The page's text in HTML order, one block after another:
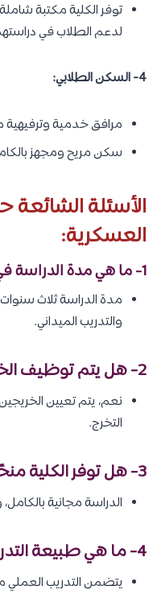
توفر الكلية مكتبة
لدعم الطلاب في
4- السكن الطلابي:
مرافق خدمية وترفيهية
سكن مريح ومجهز
الأسئلة الشائعة
العسكرية:
1- ما هي مدة الدراسة في الكلية؟
مدة الدراسة ثلاث
والتدريب الميداني.
2- هل يتم توظيف الخريجين فور التخرج؟
نعم، يتم تعيين
التخرج.
3- هل توفر الكلية منحًا دراسية؟
الدراسة مجانية
4- ما هي طبيعة التدريب العملي؟
يتضمن التدريب العملي